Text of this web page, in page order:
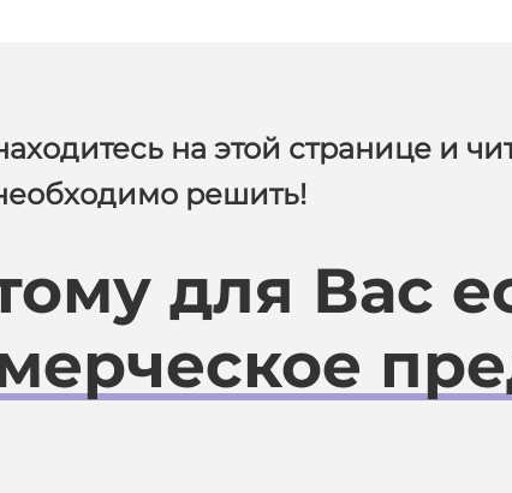
на этой странице и
решить!
для Вас